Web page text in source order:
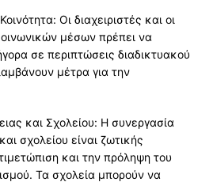
Οι διαχειριστές και οι
μέσων πρέπει να
σε περιπτώσεις διαδικτυακού
μέτρα για την
και Σχολείου: Η συνεργασία
σχολείου είναι ζωτικής
και την πρόληψη του
Τα σχολεία μπορούν να